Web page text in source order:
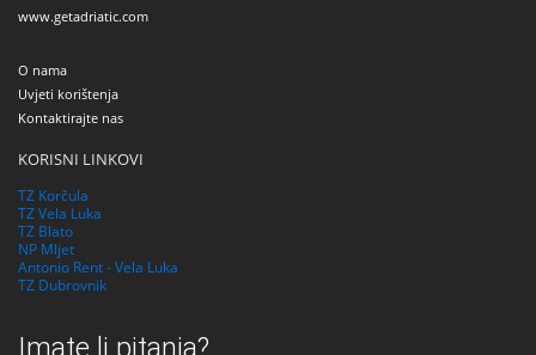
www.getadriatic.com
O nama
Uvjeti korištenja
Kontaktirajte nas
KORISNI LINKOVI
TZ Korčula
TZ Vela Luka
TZ Blato
NP Mljet
Antonio Rent - Vela Luka
TZ Dubrovnik
Imate li pitanja?